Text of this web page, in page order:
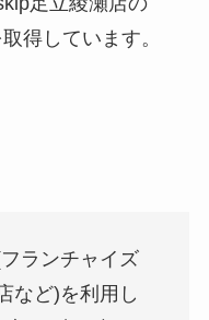
得しています。
ランチャイズ
など)を利用し